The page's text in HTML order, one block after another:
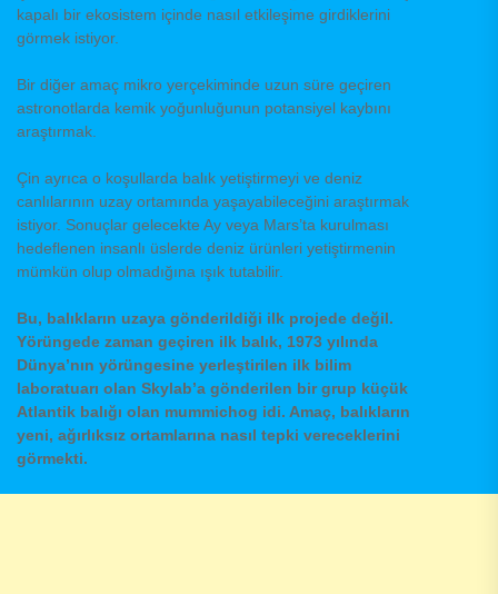
kapalı bir ekosistem içinde nasıl etkileşime girdiklerini
görmek istiyor.
Bir diğer amaç mikro yerçekiminde uzun süre geçiren
astronotlarda kemik yoğunluğunun potansiyel kaybını
araştırmak.
Çin ayrıca o koşullarda balık yetiştirmeyi ve deniz
canlılarının uzay ortamında yaşayabileceğini araştırmak
istiyor. Sonuçlar gelecekte Ay veya Mars’ta kurulması
hedeflenen insanlı üslerde deniz ürünleri yetiştirmenin
mümkün olup olmadığına ışık tutabilir.
Bu, balıkların uzaya gönderildiği ilk projede değil.
Yörüngede zaman geçiren ilk balık, 1973 yılında
Dünya’nın yörüngesine yerleştirilen ilk bilim
laboratuarı olan Skylab’a gönderilen bir grup küçük
Atlantik balığı olan mummichog idi. Amaç, balıkların
yeni, ağırlıksız ortamlarına nasıl tepki vereceklerini
görmekti.